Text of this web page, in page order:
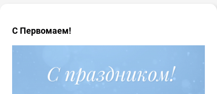
С Первомаем!